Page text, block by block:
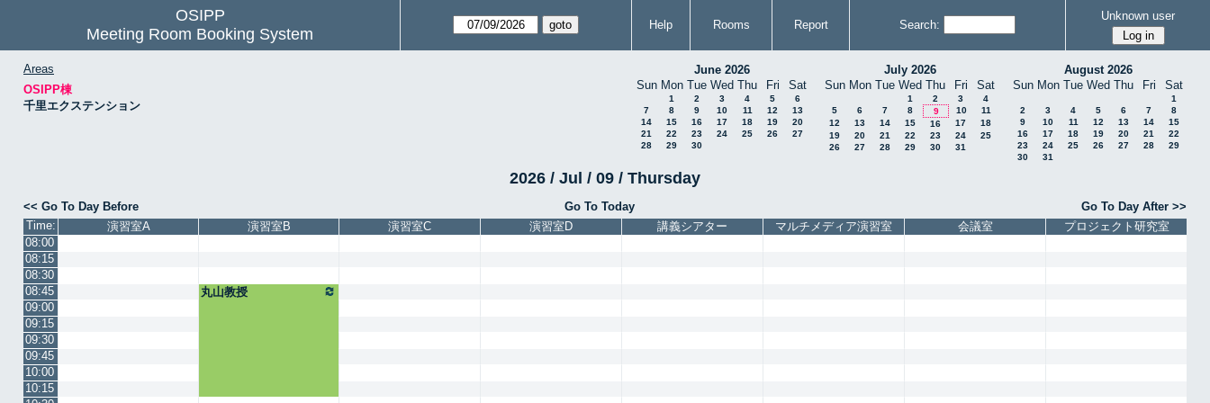
OSIPP
Meeting Room Booking System
Help Rooms Report Search:
Unknown user
Areas
OSIPP棟
千里エクステンション
June 2026
Sun Mon Tue Wed Thu Fri Sat
1 2 3 4 5
6
7
8 9 10 11 12
13
14
15 16 17 18 19
20
21
22 23 24 25 26
27
28
29 30
July 2026
Sun Mon Tue Wed Thu Fri Sat
1 2 3
4
5
6 7 8 9 10
11
12
13 14 15 16 17
18
19
20 21 22 23 24
25
26
27 28 29 30 31
August 2026
Sun Mon Tue Wed Thu Fri Sat
1
2
3 4 5 6 7
8
9
10 11 12 13 14
15
16
17 18 19 20 21
22
23
24 25 26 27 28
29
30
31
2026 / Jul / 09 / Thursday
<< Go To Day Before Go To Today
Go To Day After >>
Time:
演習室A 演習室B 演習室C 演習室D 講義シアター マルチメディア演習室 会議室
プロジェクト研究室
08:00
08:15
08:30
08:45
丸山教授
09:00
09:15
09:30
09:45
10:00
10:15